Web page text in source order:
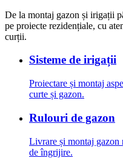
De la montaj gazon și irigații
pe proiecte rezidențiale, cu
curții.
Sisteme de irigații
Proiectare și montaj
curte și gazon.
Rulouri de gazon
Livrare și montaj gazon
de îngrijire.